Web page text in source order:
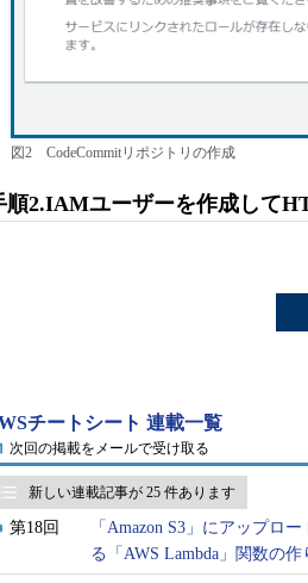
図2 CodeCommitリポジトリの作成
順2.IAMユーザーを作成して
チートシート 連載一覧
次回の掲載をメールで受け取る
新しい連載記事が 25 件あります
18
「Amazon S3」にアップロ
る「AWS Lambda」関数の作